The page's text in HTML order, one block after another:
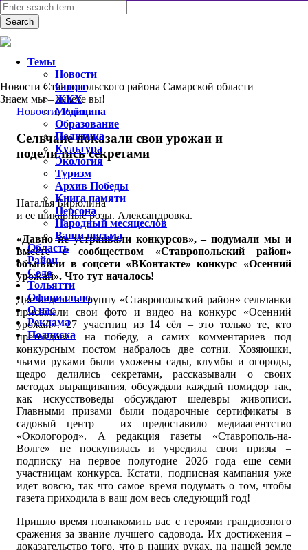
Новости Ставропольского района Самарской области
Знаем мы – знаете вы!
Новости,Район
Сельчане показали свои урожаи и
поделились секретами
Наталья Бирюлина
и ее шикарные розы. Александровка.
«Давно не устраивали конкурсов», – подумали мы и
вместе с сообществом «Ставропольский район»
объявили в соцсети «ВКонтакте» конкурс «Осенний
урожай». Что тут началось!
Две недели в группу «Ставропольский район» сельчанки
присылали свои фото и видео на конкурс «Осенний
урожай». 27 участниц из 14 сёл – это только те, кто
претендовал на победу, а самих комментариев под
конкурсным постом набралось две сотни. Хозяюшки,
чьими руками были ухожены сады, клумбы и огороды,
щедро делились секретами, рассказывали о своих
методах выращивания, обсуждали каждый помидор так,
как искусствоведы обсуждают шедевры живописи.
Главными призами были подарочные сертификаты в
садовый центр – их предоставило медиаагентство
«Окологород». А редакция газеты «Ставрополь-на-
Волге» не поскупилась и учредила свои призы –
подписку на первое полугодие 2026 года еще семи
участницам конкурса. Кстати, подписная кампания уже
идет вовсю, так что самое время подумать о том, чтобы
газета приходила в ваш дом весь следующий год!
Пришло время познакомить вас с героями грандиозного
сражения за звание лучшего садовода. Их достижения –
доказательство того, что в наших руках, на нашей земле
Темы
Новости
Спорт
ЖКХ
Медицина
Образование
Политика
Культура
Экология
Туризм
Архив Победы
Книга памяти
Персона
Народный месяцеслов
Ваши письма
Область
Район
Село
Тольятти
Официально
О нас
Реклама
Подписка